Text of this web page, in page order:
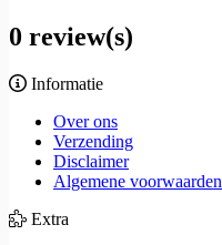
0 review(s)
Informatie
Over ons
Verzending
Disclaimer
Algemene voorwaarden
Extra